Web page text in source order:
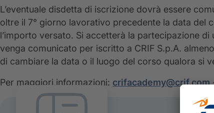
L’eventuale disdetta di iscrizione dovrà essere
oltre il 7° giorno lavorativo precedente la data del
l’importo versato. Si accetterà la partecipazione
venga comunicato per iscritto a CRIF S.p.A.
di cambiare la data o il luogo del corso qualora si
Per maggiori informazioni: crifacademy@crif.com